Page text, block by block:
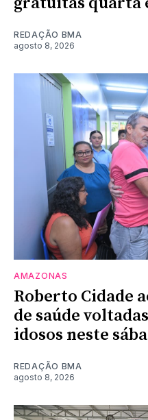
REDAÇÃO BMA
agosto 8, 2026
AMAZONAS
Roberto Cidade
de saúde
idosos neste
REDAÇÃO BMA
agosto 8, 2026